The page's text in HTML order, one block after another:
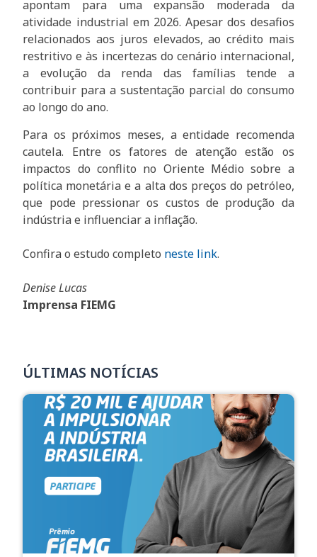
apontam para uma expansão moderada da
atividade industrial em 2026. Apesar dos desafios
relacionados aos juros elevados, ao crédito mais
restritivo e às incertezas do cenário internacional,
a evolução da renda das famílias tende a
contribuir para a sustentação parcial do consumo
ao longo do ano.
Para os próximos meses, a entidade recomenda
cautela. Entre os fatores de atenção estão os
impactos do conflito no Oriente Médio sobre a
política monetária e a alta dos preços do petróleo,
que pode pressionar os custos de produção da
indústria e influenciar a inflação.
Confira o estudo completo neste link.
Denise Lucas
Imprensa FIEMG
ÚLTIMAS NOTÍCIAS